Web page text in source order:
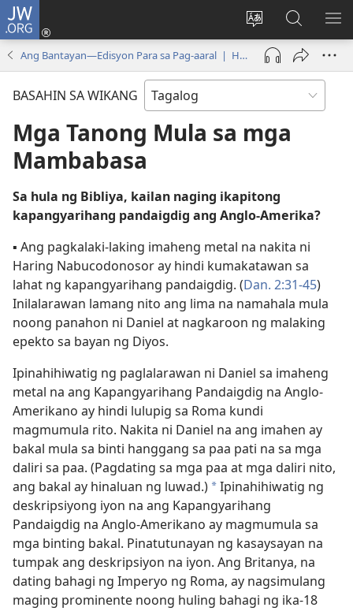
JW.ORG
Baguhin
ang
wika
ng
Mag-
log
bubukas
window)
sa
JW.ORG
Ang Bantayan—Edisyon Para sa Pag-aaral | Hunyo 2012
BASAHIN SA WIKANG
Mga Tanong Mula sa mga
Mambabasa
Sa hula ng Bibliya, kailan naging ikapitong
kapangyarihang pandaigdig ang Anglo-Amerika?
▪ Ang pagkalaki-laking imaheng metal na nakita ni
Haring Nabucodonosor ay hindi kumakatawan sa
lahat ng kapangyarihang pandaigdig. (Dan. 2:31-45)
Inilalarawan lamang nito ang lima na namahala mula
noong panahon ni Daniel at nagkaroon ng malaking
epekto sa bayan ng Diyos.
Ipinahihiwatig ng paglalarawan ni Daniel sa imaheng
metal na ang Kapangyarihang Pandaigdig na Anglo-
Amerikano ay hindi lulupig sa Roma kundi
magmumula rito. Nakita ni Daniel na ang imahen ay
bakal mula sa binti hanggang sa paa pati na sa mga
daliri sa paa. (Pagdating sa mga paa at mga daliri nito,
ang bakal ay hinaluan ng luwad.) *Ipinahihiwatig ng
deskripsiyong iyon na ang Kapangyarihang
Pandaigdig na Anglo-Amerikano ay magmumula sa
mga binting bakal. Pinatutunayan ng kasaysayan na
tumpak ang deskripsiyon na iyon. Ang Britanya, na
dating bahagi ng Imperyo ng Roma, ay nagsimulang
maging prominente noong huling bahagi ng ika-18